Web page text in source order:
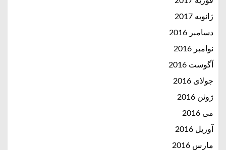
ژانویه 2017
دسامبر 2016
نوامبر 2016
آگوست 2016
جولای 2016
ژوئن 2016
می 2016
آوریل 2016
مارس 2016